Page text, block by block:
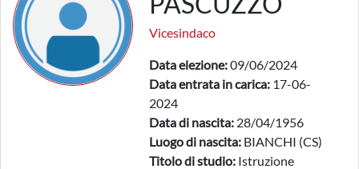
Vicesindaco
Data elezione:09/06/2024
Data entrata in carica: 17-06-
2024
Data di nascita: 28/04/1956
Luogo di nascita: BIANCHI (CS)
Titolo di studio: Istruzione